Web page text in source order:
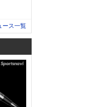
ース一覧